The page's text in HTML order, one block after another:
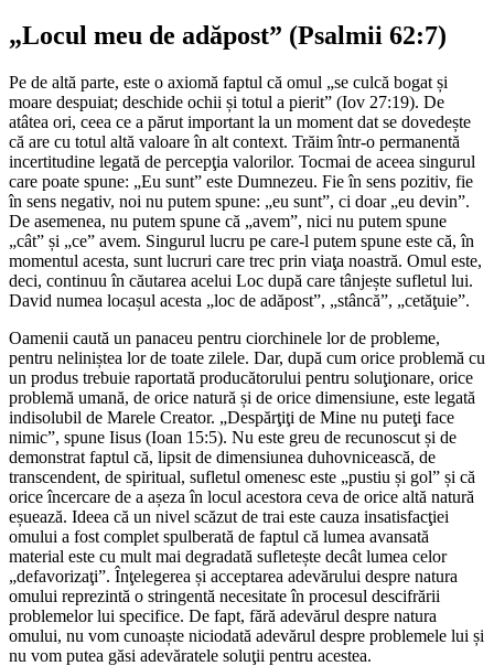
„Locul meu de adăpost” (Psalmii 62:7)
Pe de altă parte, este o axiomă faptul că omul „se culcă bogat și
moare despuiat; deschide ochii și totul a pierit” (Iov 27:19). De
atâtea ori, ceea ce a părut important la un moment dat se dovedește
că are cu totul altă valoare în alt context. Trăim într-o permanentă
incertitudine legată de percepţia valorilor. Tocmai de aceea singurul
care poate spune: „Eu sunt” este Dumnezeu. Fie în sens pozitiv, fie
în sens negativ, noi nu putem spune: „eu sunt”, ci doar „eu devin”.
De asemenea, nu putem spune că „avem”, nici nu putem spune
„cât” și „ce” avem. Singurul lucru pe care-l putem spune este că, în
momentul acesta, sunt lucruri care trec prin viaţa noastră. Omul este,
deci, continuu în căutarea acelui Loc după care tânjește sufletul lui.
David numea locașul acesta „loc de adăpost”, „stâncă”, „cetăţuie”.
Oamenii caută un panaceu pentru ciorchinele lor de probleme,
pentru neliniștea lor de toate zilele. Dar, după cum orice problemă cu
un produs trebuie raportată producătorului pentru soluţionare, orice
problemă umană, de orice natură și de orice dimensiune, este legată
indisolubil de Marele Creator. „Despărţiţi de Mine nu puteţi face
nimic”, spune Iisus (Ioan 15:5). Nu este greu de recunoscut și de
demonstrat faptul că, lipsit de dimensiunea duhovnicească, de
transcendent, de spiritual, sufletul omenesc este „pustiu și gol” și că
orice încercare de a așeza în locul acestora ceva de orice altă natură
eșuează. Ideea că un nivel scăzut de trai este cauza insatisfacţiei
omului a fost complet spulberată de faptul că lumea avansată
material este cu mult mai degradată sufletește decât lumea celor
„defavorizaţi”. Înţelegerea și acceptarea adevărului despre natura
omului reprezintă o stringentă necesitate în procesul descifrării
problemelor lui specifice. De fapt, fără adevărul despre natura
omului, nu vom cunoaște niciodată adevărul despre problemele lui și
nu vom putea găsi adevăratele soluţii pentru acestea.